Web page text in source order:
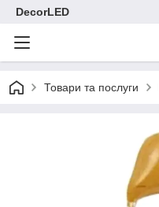
DecorLED
Товари та послуги